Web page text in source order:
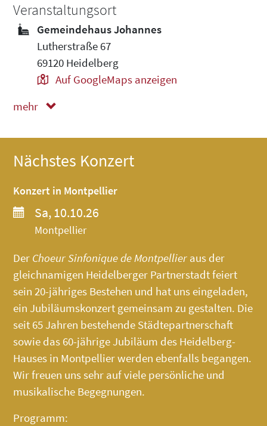
Veranstaltungsort
Gemeindehaus Johannes
Lutherstraße 67
69120 Heidelberg
Auf GoogleMaps anzeigen
mehr
Nächstes Konzert
Konzert in Montpellier
Sa, 10.10.26
Montpellier
Der Choeur Sinfonique de Montpellier aus der
gleichnamigen Heidelberger Partnerstadt feiert
sein 20-jähriges Bestehen und hat uns eingeladen,
ein Jubiläumskonzert gemeinsam zu gestalten. Die
seit 65 Jahren bestehende Städtepartnerschaft
sowie das 60-jährige Jubiläum des Heidelberg-
Hauses in Montpellier werden ebenfalls begangen.
Wir freuen uns sehr auf viele persönliche und
musikalische Begegnungen.
Programm: